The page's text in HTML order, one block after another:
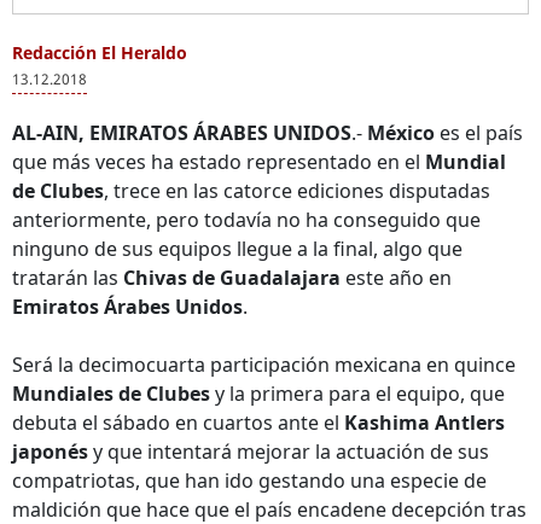
Redacción El Heraldo
13.12.2018
AL-AIN, EMIRATOS ÁRABES UNIDOS.- México es el país
que más veces ha estado representado en el Mundial
de Clubes, trece en las catorce ediciones disputadas
anteriormente, pero todavía no ha conseguido que
ninguno de sus equipos llegue a la final, algo que
tratarán las Chivas de Guadalajara este año en
Emiratos Árabes Unidos.
Será la decimocuarta participación mexicana en quince
Mundiales de Clubesy la primera para el equipo, que
debuta el sábado en cuartos ante el Kashima Antlers
japonésy que intentará mejorar la actuación de sus
compatriotas, que han ido gestando una especie de
maldición que hace que el país encadene decepción tras